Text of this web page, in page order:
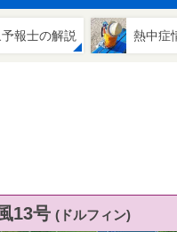
報士の解説 熱中症
13号 (ドルフィン)